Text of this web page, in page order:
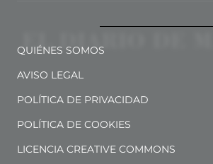
QUIÉNES SOMOS
AVISO LEGAL
POLÍTICA DE PRIVACIDAD
POLÍTICA DE COOKIES
LICENCIA CREATIVE COMMONS